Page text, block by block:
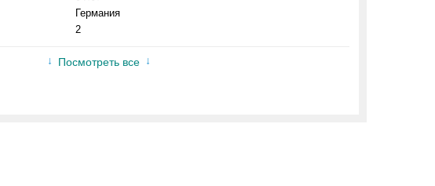
Германия
2
Посмотреть все